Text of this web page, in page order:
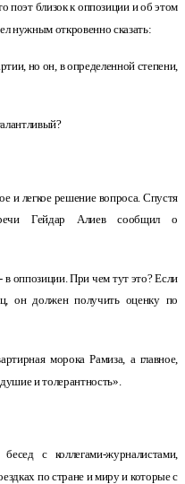
поэт близок к оппозиции и об этом
нужным откровенно сказать:
но он, в определенной степени,
и легкое решение вопроса. Спустя
Гейдар Алиев сообщил о
в оппозиции. При чем тут это? Если
он должен получить оценку по
морока Рамиза, а главное,
и толерантность».
с коллегами-журналистами,
по стране и миру и которые с